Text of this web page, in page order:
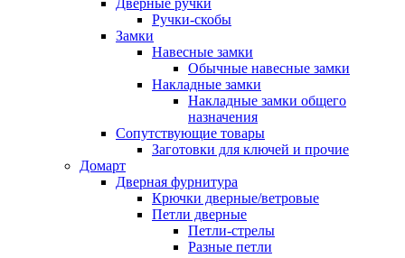
Дверные ручки
Ручки-скобы
Замки
Навесные замки
Обычные навесные замки
Накладные замки
Накладные замки общего
назначения
Сопутствующие товары
Заготовки для ключей и прочие
Домарт
Дверная фурнитура
Крючки дверные/ветровые
Петли дверные
Петли-стрелы
Разные петли